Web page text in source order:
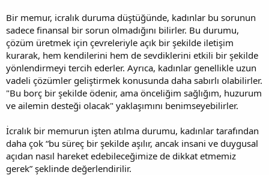
Bir memur, icralık duruma düştüğünde, kadınlar bu sorunun
sadece finansal bir sorun olmadığını bilirler. Bu durumu,
çözüm üretmek için çevreleriyle açık bir şekilde iletişim
kurarak, hem kendilerini hem de sevdiklerini etkili bir şekilde
yönlendirmeyi tercih ederler. Ayrıca, kadınlar genellikle uzun
vadeli çözümler geliştirmek konusunda daha sabırlı olabilirler.
"Bu borç bir şekilde ödenir, ama önceliğim sağlığım, huzurum
ve ailemin desteği olacak" yaklaşımını benimseyebilirler.
İcralık bir memurun işten atılma durumu, kadınlar tarafından
daha çok “bu süreç bir şekilde aşılır, ancak insani ve duygusal
açıdan nasıl hareket edebileceğimize de dikkat etmemiz
gerek” şeklinde değerlendirilir.